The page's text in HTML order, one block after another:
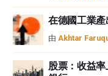
在德國工業
由 Akhtar
股票：收益